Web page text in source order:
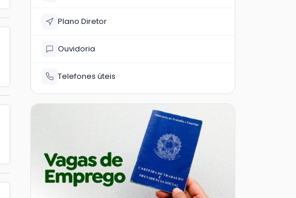
Plano Diretor
Ouvidoria
Telefones úteis